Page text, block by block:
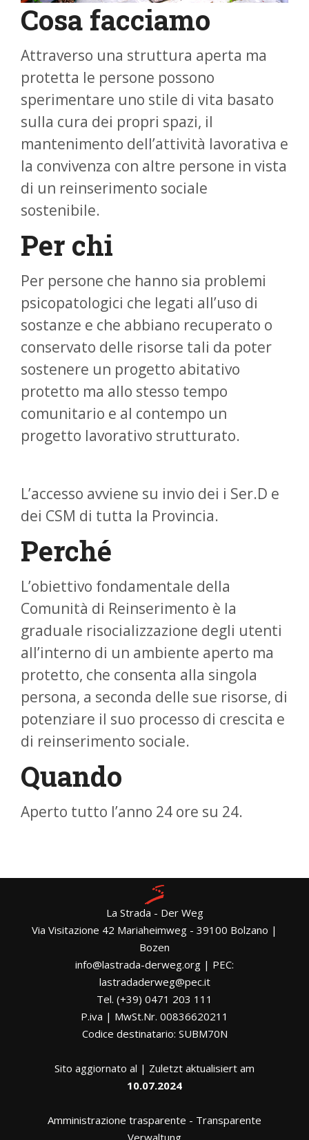
Cosa facciamo
Attraverso una struttura aperta ma
protetta le persone possono
sperimentare uno stile di vita basato
sulla cura dei propri spazi, il
mantenimento dell’attività lavorativa e
la convivenza con altre persone in vista
di un reinserimento sociale
sostenibile.
Per chi
Per persone che hanno sia problemi
psicopatologici che legati all’uso di
sostanze e che abbiano recuperato o
conservato delle risorse tali da poter
sostenere un progetto abitativo
protetto ma allo stesso tempo
comunitario e al contempo un
progetto lavorativo strutturato.
L’accesso avviene su invio dei i Ser.D e
dei CSM di tutta la Provincia.
Perché
L’obiettivo fondamentale della
Comunità di Reinserimento è la
graduale risocializzazione degli utenti
all’interno di un ambiente aperto ma
protetto, che consenta alla singola
persona, a seconda delle sue risorse, di
potenziare il suo processo di crescita e
di reinserimento sociale.
Quando
Aperto tutto l’anno 24 ore su 24.
La Strada - Der Weg
Via Visitazione 42 Mariaheimweg - 39100 Bolzano |
Bozen
info@lastrada-derweg.org | PEC:
lastradaderweg@pec.it
Tel. (+39) 0471 203 111
P.iva | MwSt.Nr. 00836620211
Codice destinatario: SUBM70N
Sito aggiornato al | Zuletzt aktualisiert am
10.07.2024
Amministrazione trasparente - Transparente
Verwaltung